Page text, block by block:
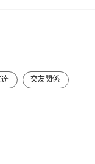
交友関係